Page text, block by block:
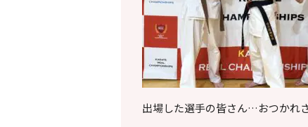
出場した選手の皆さん…おつかれ